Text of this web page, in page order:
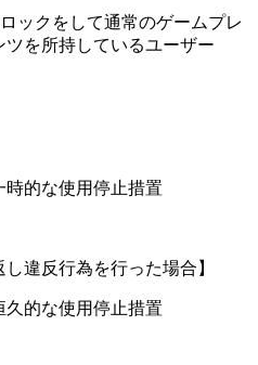
ックをして通常のゲームプレ
を所持しているユーザー
時的な使用停止措置
違反行為を行った場合】
久的な使用停止措置